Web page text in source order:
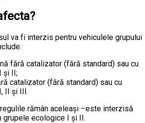
va fi interzis pentru vehiculele grupului
fără catalizator (fără standard) sau cu
și II;
catalizator (fără standard) sau cu
II și III.
rămân aceleași –este interzisă
grupele ecologice I și II.